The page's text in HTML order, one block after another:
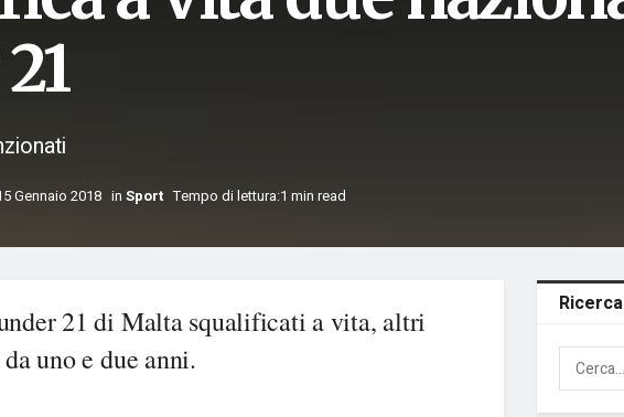
Gennaio 2018 in Sport Tempo di lettura:1 min read
21 di Malta squalificati a vita, altri
uno e due anni.
Ricerca